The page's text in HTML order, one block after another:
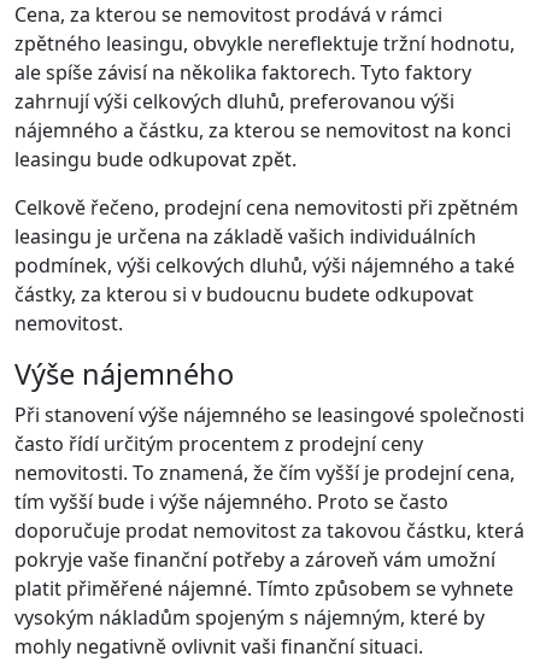
Cena, za kterou se nemovitost prodává v rámci
zpětného leasingu, obvykle nereflektuje tržní hodnotu,
ale spíše závisí na několika faktorech. Tyto faktory
zahrnují výši celkových dluhů, preferovanou výši
nájemného a částku, za kterou se nemovitost na konci
leasingu bude odkupovat zpět.
Celkově řečeno, prodejní cena nemovitosti při zpětném
leasingu je určena na základě vašich individuálních
podmínek, výši celkových dluhů, výši nájemného a také
částky, za kterou si v budoucnu budete odkupovat
nemovitost.
Výše nájemného
Při stanovení výše nájemného se leasingové společnosti
často řídí určitým procentem z prodejní ceny
nemovitosti. To znamená, že čím vyšší je prodejní cena,
tím vyšší bude i výše nájemného. Proto se často
doporučuje prodat nemovitost za takovou částku, která
pokryje vaše finanční potřeby a zároveň vám umožní
platit přiměřené nájemné. Tímto způsobem se vyhnete
vysokým nákladům spojeným s nájemným, které by
mohly negativně ovlivnit vaši finanční situaci.